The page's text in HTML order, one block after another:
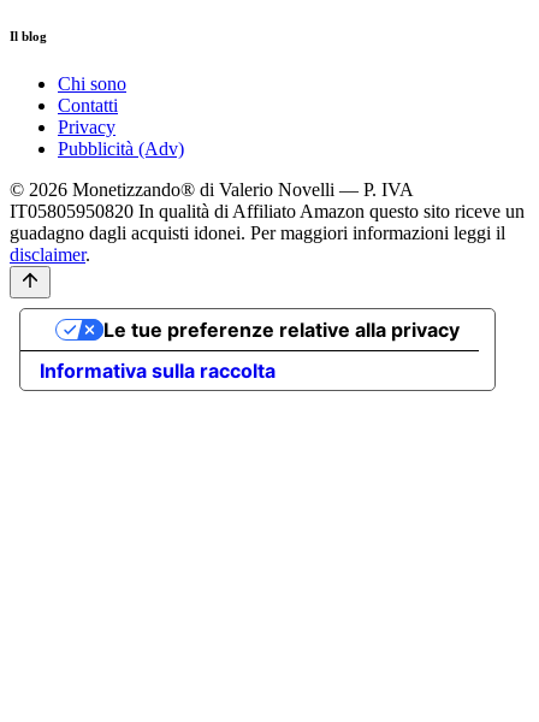
Il blog
Chi sono
Contatti
Privacy
Pubblicità (Adv)
© 2026 Monetizzando® di Valerio Novelli — P. IVA
IT05805950820 In qualità di Affiliato Amazon questo sito riceve un
guadagno dagli acquisti idonei. Per maggiori informazioni leggi il
disclaimer.
Informativa sulla raccolta
Le tue preferenze relative alla privacy